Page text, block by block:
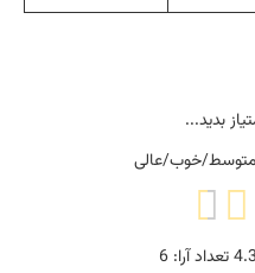
بدید...
خوب/عالی
4.3تعداد آرا:6